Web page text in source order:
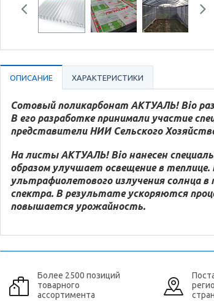
Previous Next
ОПИСАНИЕ ХАРАКТЕРИСТИКИ
Сотовый поликарбонат АКТУАЛЬ! Bio
В его разработке принимали участие
представители НИИ Сельского
На листы АКТУАЛЬ! Bio нанесен
образом улучшает освещение в теплице.
ультрафиолетового излучения солнца
спектра. В результате ускоряются
повышается урожайность.
Более 2500 позиций
товарного
ассортимента